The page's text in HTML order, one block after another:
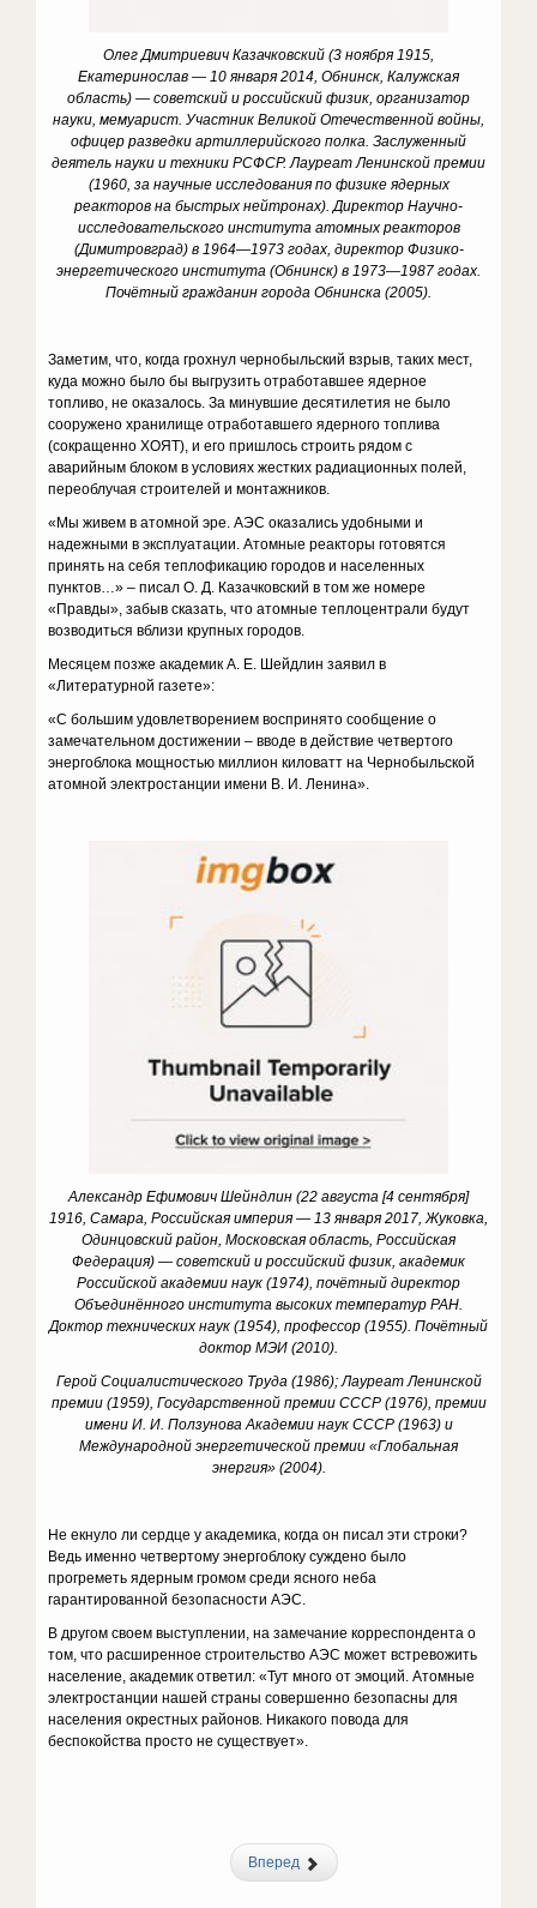
Олег Дмитриевич Казачковский (3 ноября 1915,
Екатеринослав — 10 января 2014, Обнинск, Калужская
область) — советский и российский физик, организатор
науки, мемуарист. Участник Великой Отечественной войны,
офицер разведки артиллерийского полка. Заслуженный
деятель науки и техники РСФСР. Лауреат Ленинской премии
(1960, за научные исследования по физике ядерных
реакторов на быстрых нейтронах). Директор Научно-
исследовательского института атомных реакторов
(Димитровград) в 1964—1973 годах, директор Физико-
энергетического института (Обнинск) в 1973—1987 годах.
Почётный гражданин города Обнинска (2005).
Заметим, что, когда грохнул чернобыльский взрыв, таких мест,
куда можно было бы выгрузить отработавшее ядерное
топливо, не оказалось. За минувшие десятилетия не было
сооружено хранилище отработавшего ядерного топлива
(сокращенно ХОЯТ), и его пришлось строить рядом с
аварийным блоком в условиях жестких радиационных полей,
переоблучая строителей и монтажников.
«Мы живем в атомной эре. АЭС оказались удобными и
надежными в эксплуатации. Атомные реакторы готовятся
принять на себя теплофикацию городов и населенных
пунктов…» – писал О. Д. Казачковский в том же номере
«Правды», забыв сказать, что атомные теплоцентрали будут
возводиться вблизи крупных городов.
Месяцем позже академик А. Е. Шейдлин заявил в
«Литературной газете»:
«С большим удовлетворением воспринято сообщение о
замечательном достижении – вводе в действие четвертого
энергоблока мощностью миллион киловатт на Чернобыльской
атомной электростанции имени В. И. Ленина».
Александр Ефимович Шейндлин (22 августа [4 сентября]
1916, Самара, Российская империя — 13 января 2017, Жуковка,
Одинцовский район, Московская область, Российская
Федерация) — советский и российский физик, академик
Российской академии наук (1974), почётный директор
Объединённого института высоких температур РАН.
Доктор технических наук (1954), профессор (1955). Почётный
доктор МЭИ (2010).
Герой Социалистического Труда (1986); Лауреат Ленинской
премии (1959), Государственной премии СССР (1976), премии
имени И. И. Ползунова Академии наук СССР (1963) и
Международной энергетической премии «Глобальная
энергия» (2004).
Не екнуло ли сердце у академика, когда он писал эти строки?
Ведь именно четвертому энергоблоку суждено было
прогреметь ядерным громом среди ясного неба
гарантированной безопасности АЭС.
В другом своем выступлении, на замечание корреспондента о
том, что расширенное строительство АЭС может встревожить
население, академик ответил: «Тут много от эмоций. Атомные
электростанции нашей страны совершенно безопасны для
населения окрестных районов. Никакого повода для
беспокойства просто не существует».
Вперед